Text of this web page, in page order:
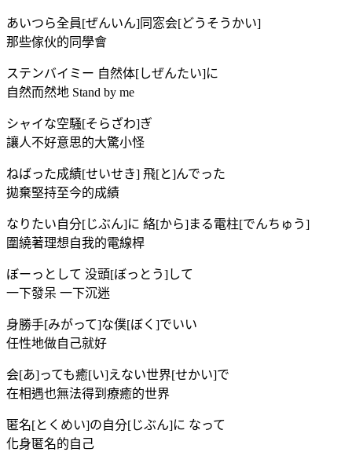
あいつら全員[ぜんいん]同窓会[どうそうかい]
那些傢伙的同學會
ステンバイミー 自然体[しぜんたい]に
自然而然地 Stand by me
シャイな空騒[そらざわ]ぎ
讓人不好意思的大驚小怪
ねばった成績[せいせき] 飛[と]んでった
拋棄堅持至今的成績
なりたい自分[じぶん]に 絡[から]まる電柱[でんちゅう]
圍繞著理想自我的電線桿
ぼーっとして 没頭[ぼっとう]して
一下發呆 一下沉迷
身勝手[みがって]な僕[ぼく]でいい
任性地做自己就好
会[あ]っても癒[い]えない世界[せかい]で
在相遇也無法得到療癒的世界
匿名[とくめい]の自分[じぶん]に なって
化身匿名的自己